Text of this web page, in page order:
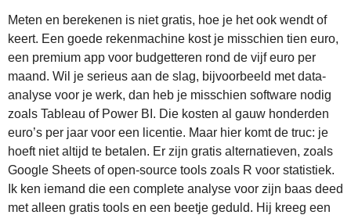
Meten en berekenen is niet gratis, hoe je het ook wendt of
keert. Een goede rekenmachine kost je misschien tien euro,
een premium app voor budgetteren rond de vijf euro per
maand. Wil je serieus aan de slag, bijvoorbeeld met data-
analyse voor je werk, dan heb je misschien software nodig
zoals Tableau of Power BI. Die kosten al gauw honderden
euro’s per jaar voor een licentie. Maar hier komt de truc: je
hoeft niet altijd te betalen. Er zijn gratis alternatieven, zoals
Google Sheets of open-source tools zoals R voor statistiek.
Ik ken iemand die een complete analyse voor zijn baas deed
met alleen gratis tools en een beetje geduld. Hij kreeg een